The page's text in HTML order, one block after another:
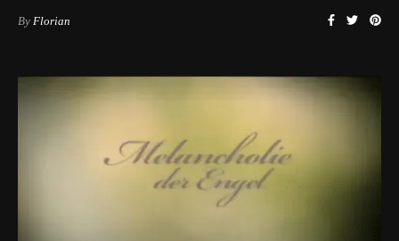
By Florian